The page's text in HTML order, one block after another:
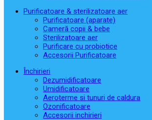
Purificatoare & sterilizatoare aer
Purificatoare (aparate)
Cameră copii & bebe
Sterilizatoare aer
Purificare cu probiotice
Accesorii Purificatoare
Închirieri
Dezumidificatoare
Umidificatoare
Aeroterme si tunuri de caldura
Ozonificatoare
Accesorii inchirieri